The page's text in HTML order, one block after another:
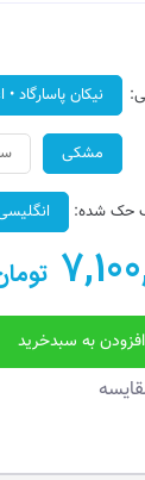
نیکان پاسارگاد • اعتبار
مشکی
حک شده:
افزودن به سبدخرید